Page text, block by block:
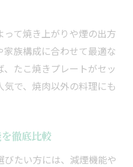
の料理も充実
料理を楽しむアイデア
家族向けアレンジレシ
プレートの活用法
プレート活用術を解説
て焼き上がりや煙の出方
族構成に合わせて最適な
たこ焼きプレートがセッ
気で、焼肉以外の料理にも
徹底比較
たい方には、減煙機能や